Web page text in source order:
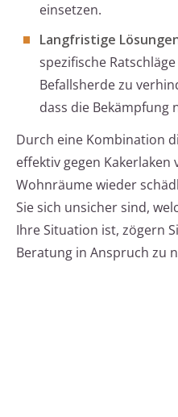
einsetzen.
Langfristige
spezifische
Befallsherde zu
dass die Bekämpfung
Durch eine Kombination
effektiv gegen
Wohnräume wieder
Sie sich unsicher sind,
Ihre Situation ist, zögern
Beratung in Anspruch zu